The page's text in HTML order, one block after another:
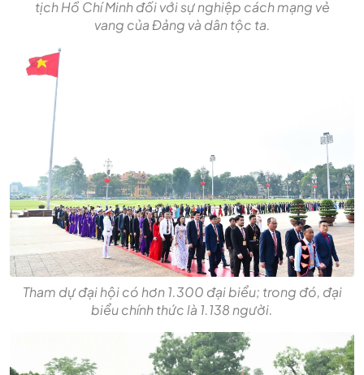
tịch Hồ Chí Minh đối với sự nghiệp cách mạng vẻ
vang của Đảng và dân tộc ta.
Tham dự đại hội có hơn 1.300 đại biểu; trong đó, đại
biểu chính thức là 1.138 người.